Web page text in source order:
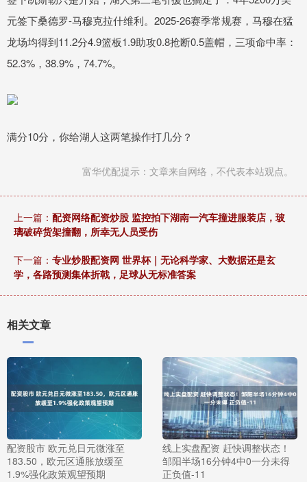
元签下桑德罗-马穆克拉什维利。2025-26赛季常规赛，马穆在猛
龙场均得到11.2分4.9篮板1.9助攻0.8抢断0.5盖帽，三项命中率：
52.3%，38.9%，74.7%。
满分10分，你给湖人这两笔操作打几分？
富华优配提示：文章来自网络，不代表本站观点。
上一篇： 配资网络配资炒股 监控拍下湖南一汽车撞进服装店，玻
璃破碎货架撞翻，所幸无人员受伤
下一篇： 专业炒股配资网 世界杯｜无论科学家、大数据还是玄
学，各路预测集体折戟，足球从无标准答案
相关文章
配资股市 欧元兑日元微涨至
183.50，欧元区通胀放缓至
1.9%强化政策观望预期
线上实盘配资 赶快调整状态！
邹阳半场16分钟4中0一分未得
正负值-11